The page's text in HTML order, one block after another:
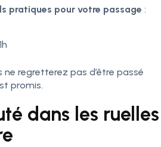
pratiques pour votre passage :
ne regretterez pas d’être passé
promis.
dans les ruelles